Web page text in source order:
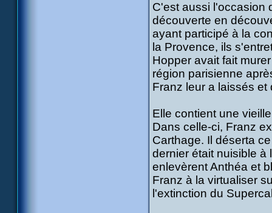
C'est aussi l'occasion
découverte en
ayant participé à la
la Provence, ils
Hopper avait fait
région parisienne
Franz leur a laissés
Elle contient une
Dans celle-ci, Franz
Carthage. Il déserta
dernier était nuisible à
enlevèrent Anthéa et
Franz à la virtualiser
l'extinction du